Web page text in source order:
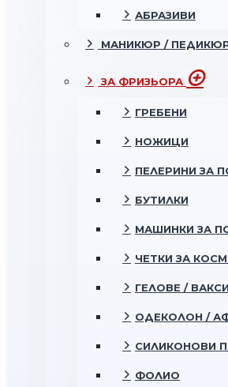
АБРАЗИВИ
МАНИКЮР /
ЗА ФРИЗЬОРА
ГРЕБЕНИ
НОЖИЦИ
ПЕЛЕРИНИ ЗА
БУТИЛКИ
МАШИНКИ ЗА
ЧЕТКИ ЗА
ГЕЛОВЕ / ВАКСИ
ОДЕКОЛОН /
СИЛИКОНОВИ
ФОЛИО